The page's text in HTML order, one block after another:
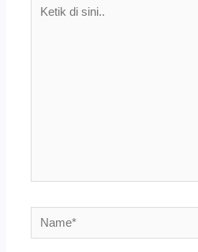
Name*